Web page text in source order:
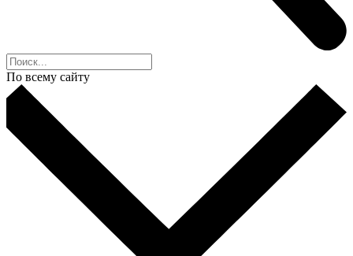
По всему сайту